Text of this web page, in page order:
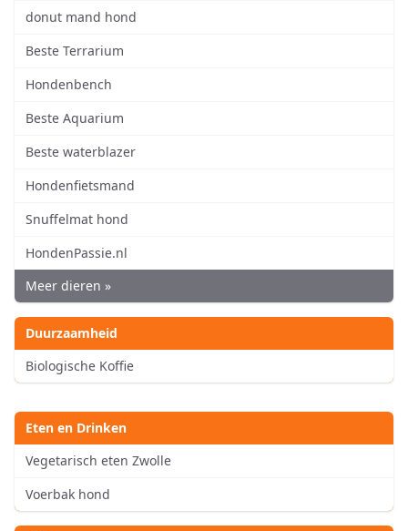
donut mand hond
Beste Terrarium
Hondenbench
Beste Aquarium
Beste waterblazer
Hondenfietsmand
Snuffelmat hond
HondenPassie.nl
Meer dieren »
Duurzaamheid
Biologische Koffie
Eten en Drinken
Vegetarisch eten Zwolle
Voerbak hond